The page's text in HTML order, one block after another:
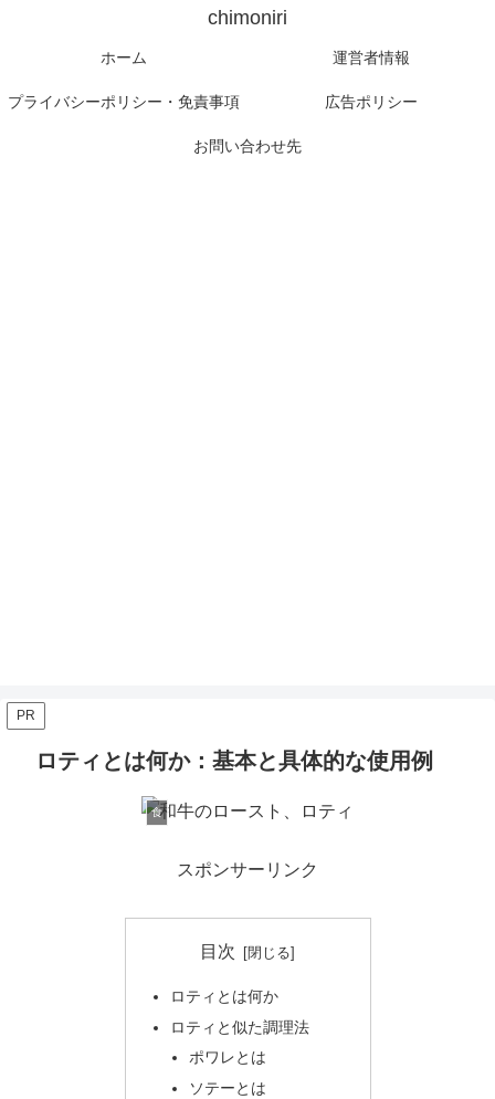
chimoniri
ホーム 運営者情報
プライバシーポリシー・免責事項 広告ポリシー
お問い合わせ先
PR
ロティとは何か：基本と具体的な使用例
食
スポンサーリンク
目次
ロティとは何か
ロティと似た調理法
ポワレとは
ソテーとは